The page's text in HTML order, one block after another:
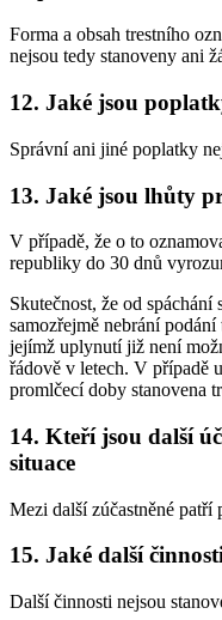
Forma a obsah trestního
nejsou tedy stanoveny ani
12. Jaké jsou
Správní ani jiné poplatky
13. Jaké jsou lhůty
V případě, že o to
republiky do 30 dnů
Skutečnost, že od
samozřejmě nebrání
jejímž uplynutí již není
řádově v letech. V případě
promlčecí doby stanovena
14. Kteří jsou další
situace
Mezi další zúčastněné patří
15. Jaké další
Další činnosti nejsou